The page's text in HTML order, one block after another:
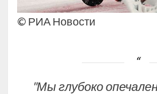
© РИА Новости
"Мы глубоко